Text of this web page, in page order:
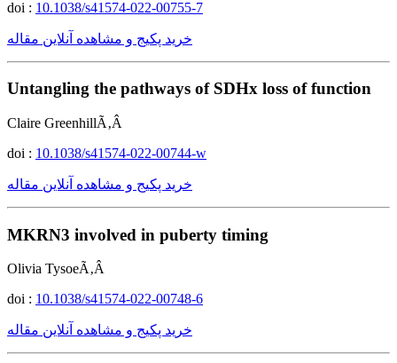
doi : 10.1038/s41574-022-00755-7
خرید پکیج و مشاهده آنلاین مقاله
Untangling the pathways of SDHx loss of function
Claire GreenhillÃ‚Â
doi : 10.1038/s41574-022-00744-w
خرید پکیج و مشاهده آنلاین مقاله
MKRN3 involved in puberty timing
Olivia TysoeÃ‚Â
doi : 10.1038/s41574-022-00748-6
خرید پکیج و مشاهده آنلاین مقاله